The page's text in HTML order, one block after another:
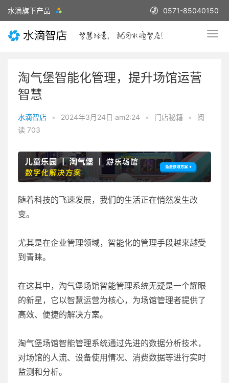
水滴旗下产品 0571-85040150
淘气堡智能化管理，提升场馆运营
智慧
水滴智店 • 2024年3月24日 am2:24 • 门店秘籍 •
阅
读 703
随着科技的飞速发展，我们的生活正在悄然发生改
变。
尤其是在企业管理领域，智能化的管理手段越来越受
到青睐。
在这其中，淘气堡场馆智能管理系统无疑是一个耀眼
的新星，它以智慧运营为核心，为场馆管理者提供了
高效、便捷的解决方案。
淘气堡场馆智能管理系统通过先进的数据分析技术，
对场馆的人流、设备使用情况、消费数据等进行实时
监测和分析。